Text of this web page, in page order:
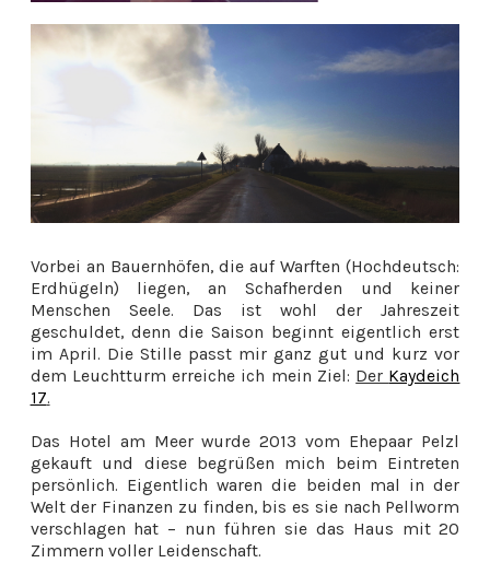
Vorbei an Bauernhöfen, die auf Warften (Hochdeutsch:
Erdhügeln) liegen, an Schafherden und keiner
Menschen Seele. Das ist wohl der Jahreszeit
geschuldet, denn die Saison beginnt eigentlich erst
im April. Die Stille passt mir ganz gut und kurz vor
dem Leuchtturm erreiche ich mein Ziel: Der Kaydeich
17.
Das Hotel am Meer wurde 2013 vom Ehepaar Pelzl
gekauft und diese begrüßen mich beim Eintreten
persönlich. Eigentlich waren die beiden mal in der
Welt der Finanzen zu finden, bis es sie nach Pellworm
verschlagen hat – nun führen sie das Haus mit 20
Zimmern voller Leidenschaft.